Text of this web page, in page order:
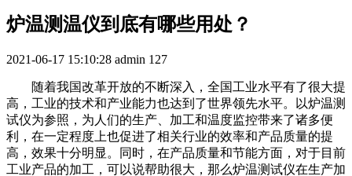
炉温测温仪到底有哪些用处？
2021-06-17 15:10:28 admin 127
随着我国改革开放的不断深入，全国工业水平有了很大提
高，工业的技术和产业能力也达到了世界领先水平。以炉温测
试仪为参照，为人们的生产、加工和温度监控带来了诸多便
利，在一定程度上也促进了相关行业的效率和产品质量的提
高，效果十分明显。同时，在产品质量和节能方面，对于目前
工业产品的加工，可以说帮助很大，那么炉温测试仪在生产加